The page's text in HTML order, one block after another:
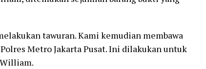
tawuran. Kami kemudian membawa
Metro Jakarta Pusat. Ini dilakukan untuk